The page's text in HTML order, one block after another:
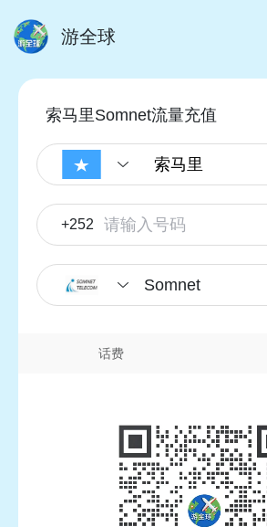
游全球
索马里Somnet流量充值
+252
Somnet
话费